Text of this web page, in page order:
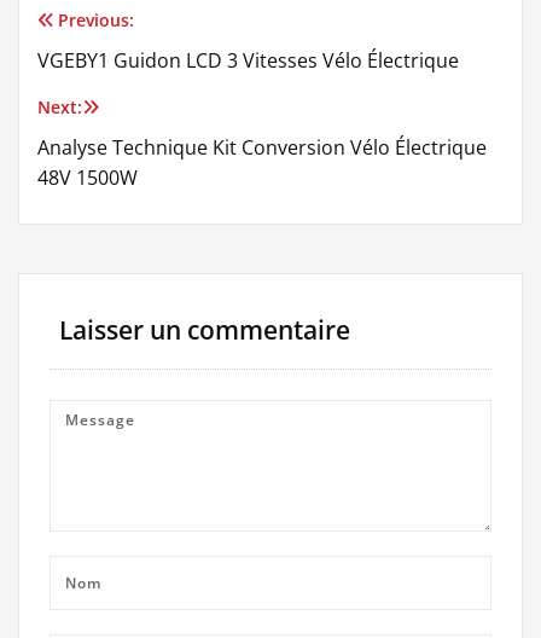
Navigation
de
l’article
Previous:
VGEBY1 Guidon LCD 3 Vitesses Vélo Électrique
Next:
Analyse Technique Kit Conversion Vélo Électrique
48V 1500W
Laisser un commentaire